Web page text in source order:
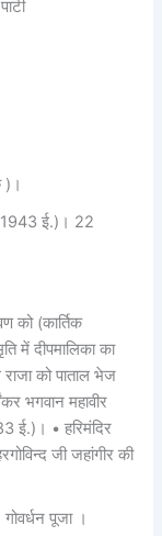
)।
ई.)। 22
को (कार्तिक
में दीपमालिका का
राजा को पाताल भेज
भगवान महावीर
ई.)। • हरिमंदिर
जी जहांगीर की
पूजा ।